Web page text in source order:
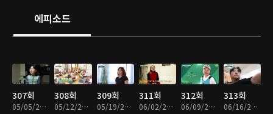
에피소드
307회
05/05/2024 • 46분
308회
05/12/2024 • 46분
309회
05/19/2024 • 46분
311회
06/02/2024 • 46분
312회
06/09/2024 • 46분
313회
06/16/2024 • 46분